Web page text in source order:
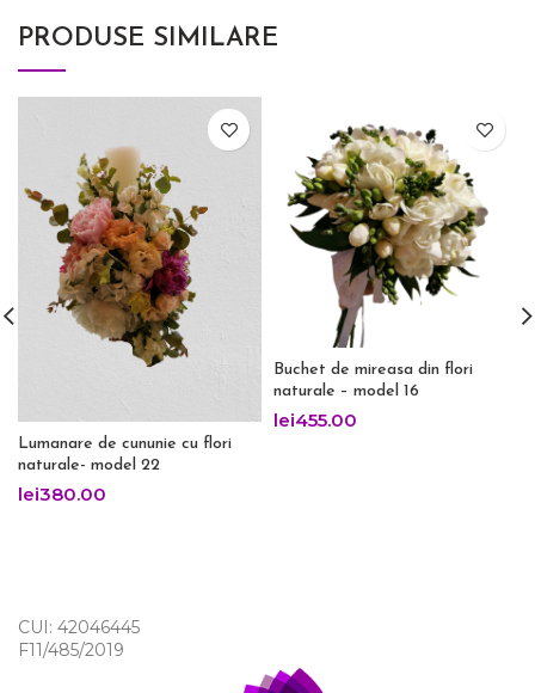
PRODUSE SIMILARE
Lumanare de cununie cu flori
naturale- model 22
lei380.00
Buchet de mireasa din flori
naturale – model 16
lei455.00
CUI: 42046445
F11/485/2019